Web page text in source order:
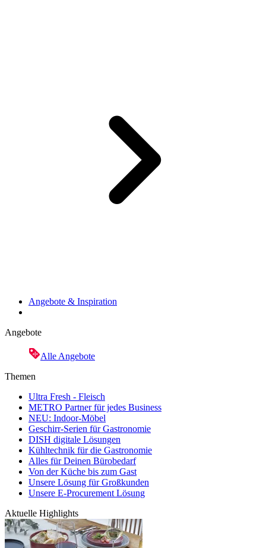
Angebote & Inspiration
Angebote
Alle Angebote
Themen
Ultra Fresh - Fleisch
METRO Partner für jedes Business
NEU: Indoor-Möbel
Geschirr-Serien für Gastronomie
DISH digitale Lösungen
Kühltechnik für die Gastronomie
Alles für Deinen Bürobedarf
Von der Küche bis zum Gast
Unsere Lösung für Großkunden
Unsere E-Procurement Lösung
Aktuelle Highlights